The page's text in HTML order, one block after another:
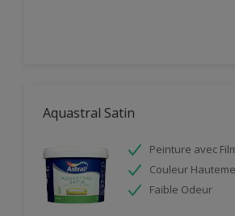
Aquastral Satin
Peinture avec
Couleur
Faible Odeur